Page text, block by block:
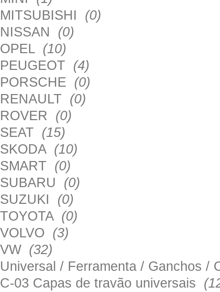
MITSUBISHI (0)
NISSAN (0)
OPEL (10)
PEUGEOT (4)
PORSCHE (0)
RENAULT (0)
ROVER (0)
SEAT (15)
SKODA (10)
SMART (0)
SUBARU (0)
SUZUKI (0)
TOYOTA (0)
VOLVO (3)
VW (32)
Universal / Ferramenta / Ganchos
C-03 Capas de travão universais